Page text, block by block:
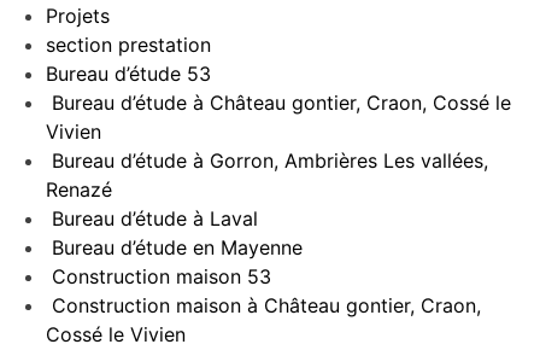
Projets
section prestation
Bureau d’étude 53
Bureau d’étude à Château gontier, Craon, Cossé le
Vivien
Bureau d’étude à Gorron, Ambrières Les vallées,
Renazé
Bureau d’étude à Laval
Bureau d’étude en Mayenne
Construction maison 53
Construction maison à Château gontier, Craon,
Cossé le Vivien